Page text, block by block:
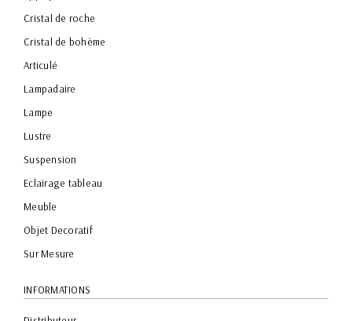
Cristal de roche
Cristal de bohème
Articulé
Lampadaire
Lampe
Lustre
Suspension
Eclairage tableau
Meuble
Objet Decoratif
Sur Mesure
INFORMATIONS